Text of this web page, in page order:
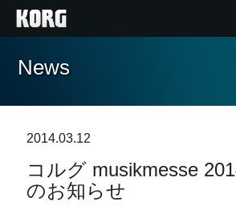
Home
Import Products
News
2014.03.12
コルグ musikmesse
のお知らせ